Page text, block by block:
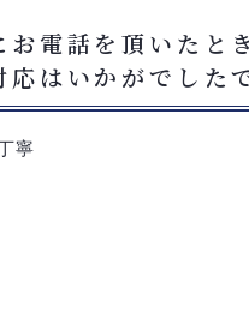
お電話を頂いたと
応はいかがでした
寧